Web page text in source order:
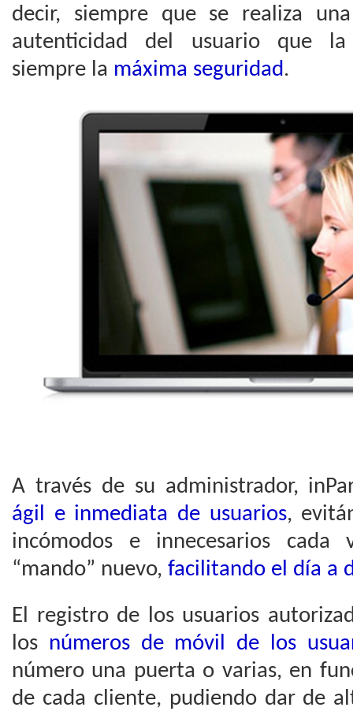
decir, siempre que se realiza
autenticidad del usuario que la
siempre la máxima seguridad.
A través de su administrador,
ágil e inmediata de usuarios,
incómodos e innecesarios cada
“mando” nuevo, facilitando el día a
El registro de los usuarios
los números de móvil de los
número una puerta o varias, en
de cada cliente, pudiendo dar de